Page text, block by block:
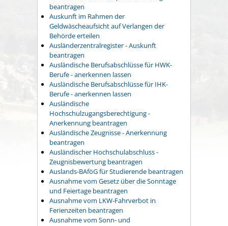
beantragen
Auskunft im Rahmen der
Geldwäscheaufsicht auf Verlangen der
Behörde erteilen
Ausländerzentralregister - Auskunft
beantragen
Ausländische Berufsabschlüsse für HWK-
Berufe - anerkennen lassen
Ausländische Berufsabschlüsse für IHK-
Berufe - anerkennen lassen
Ausländische
Hochschulzugangsberechtigung -
Anerkennung beantragen
Ausländische Zeugnisse - Anerkennung
beantragen
Ausländischer Hochschulabschluss -
Zeugnisbewertung beantragen
Auslands-BAföG für Studierende beantragen
Ausnahme vom Gesetz über die Sonntage
und Feiertage beantragen
Ausnahme vom LKW-Fahrverbot in
Ferienzeiten beantragen
Ausnahme vom Sonn- und